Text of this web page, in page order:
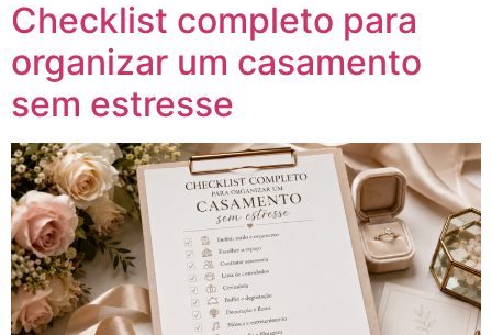
Checklist completo para
organizar um casamento
sem estresse